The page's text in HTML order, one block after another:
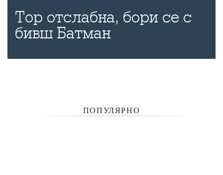
Тор отслабна, бори се с
бивш Батман
ПОПУЛЯРНО